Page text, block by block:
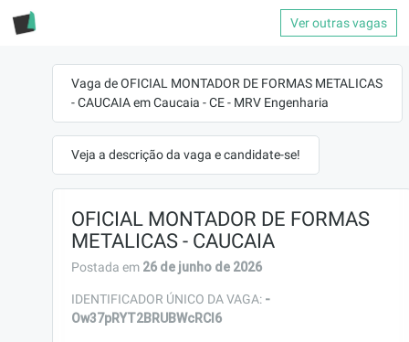
Ver outras vagas
Vaga de OFICIAL MONTADOR DE FORMAS METALICAS
- CAUCAIA em Caucaia - CE - MRV Engenharia
Veja a descrição da vaga e candidate-se!
OFICIAL MONTADOR DE FORMAS
METALICAS - CAUCAIA
Postada em 26 de junho de 2026
IDENTIFICADOR ÚNICO DA VAGA: -
Ow37pRYT2BRUBWcRCI6